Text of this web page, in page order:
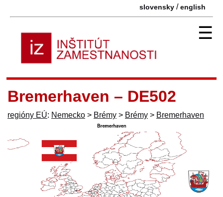
slovensky /english
☰
Bremerhaven – DE502
regióny EÚ: Nemecko > Brémy > Brémy > Bremerhaven